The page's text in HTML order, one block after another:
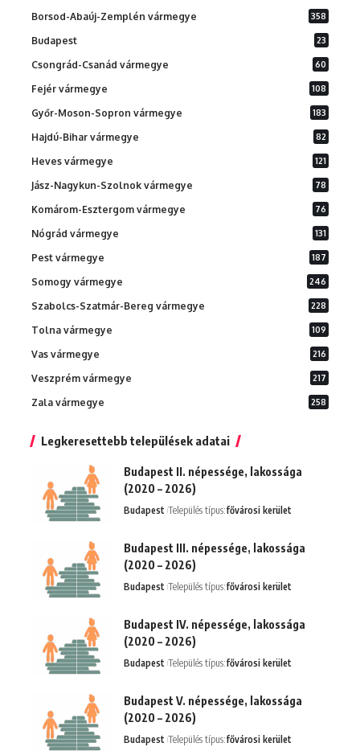
Borsod-Abaúj-Zemplén vármegye 358
Budapest 23
Csongrád-Csanád vármegye 60
Fejér vármegye 108
Győr-Moson-Sopron vármegye 183
Hajdú-Bihar vármegye 82
Heves vármegye 121
Jász-Nagykun-Szolnok vármegye 78
Komárom-Esztergom vármegye 76
Nógrád vármegye 131
Pest vármegye 187
Somogy vármegye 246
Szabolcs-Szatmár-Bereg vármegye 228
Tolna vármegye 109
Vas vármegye 216
Veszprém vármegye 217
Zala vármegye 258
Legkeresettebb települések adatai
Budapest II. népessége, lakossága
(2020 – 2026)
Budapest Település típus:fővárosi kerület
Budapest III. népessége, lakossága
(2020 – 2026)
Budapest Település típus:fővárosi kerület
Budapest IV. népessége, lakossága
(2020 – 2026)
Budapest Település típus:fővárosi kerület
Budapest V. népessége, lakossága
(2020 – 2026)
Budapest Település típus:fővárosi kerület